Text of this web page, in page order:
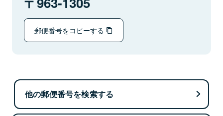
郵便番号をコピーする
他の郵便番号を検索する